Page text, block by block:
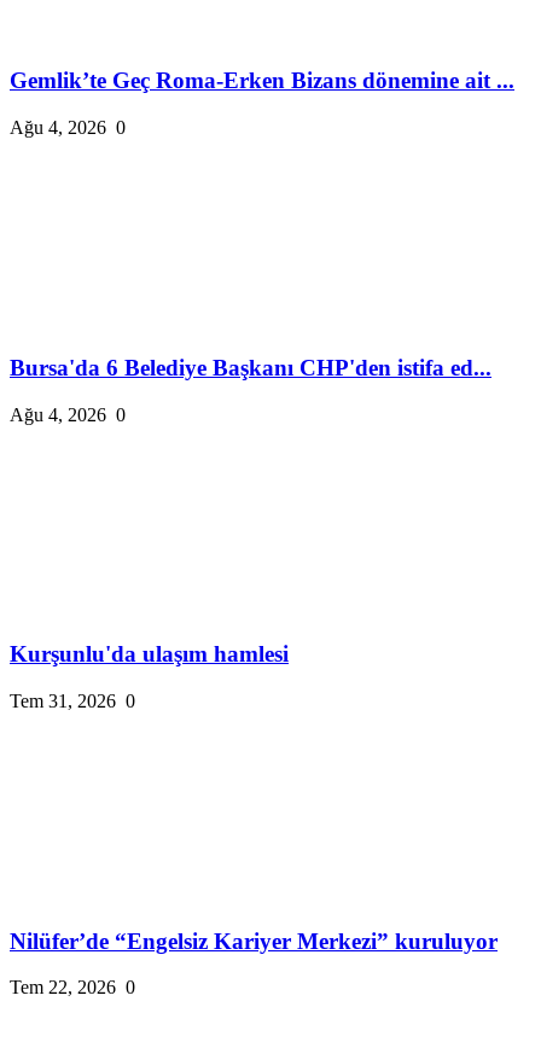
Gemlik’te Geç Roma-Erken Bizans dönemine ait ...
Ağu 4, 2026 0
Bursa'da 6 Belediye Başkanı CHP'den istifa ed...
Ağu 4, 2026 0
Kurşunlu'da ulaşım hamlesi
Tem 31, 2026 0
Nilüfer’de “Engelsiz Kariyer Merkezi” kuruluyor
Tem 22, 2026 0